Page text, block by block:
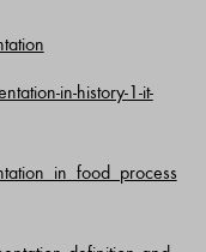
in-history-1-it-